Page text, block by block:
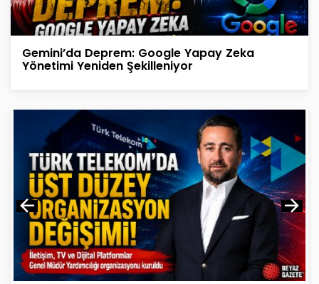
Gemini’da Deprem: Google Yapay Zeka
Yönetimi Yeniden Şekilleniyor